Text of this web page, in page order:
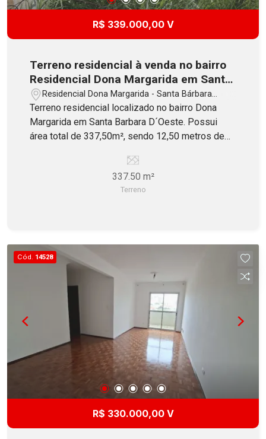
R$ 339.000,00 V
Terreno residencial à venda no bairro
Residencial Dona Margarida em Santa
Bárbara D`Oeste
Residencial Dona Margarida - Santa Bárbara
D`Oeste/SP
Terreno residencial localizado no bairro Dona
Margarida em Santa Barbara D´Oeste. Possui
área total de 337,50m², sendo 12,50 metros de
Financiamento e estuda permuta de manor valor!
337.50 m²
Terreno
Cód. 14528
R$ 330.000,00 V